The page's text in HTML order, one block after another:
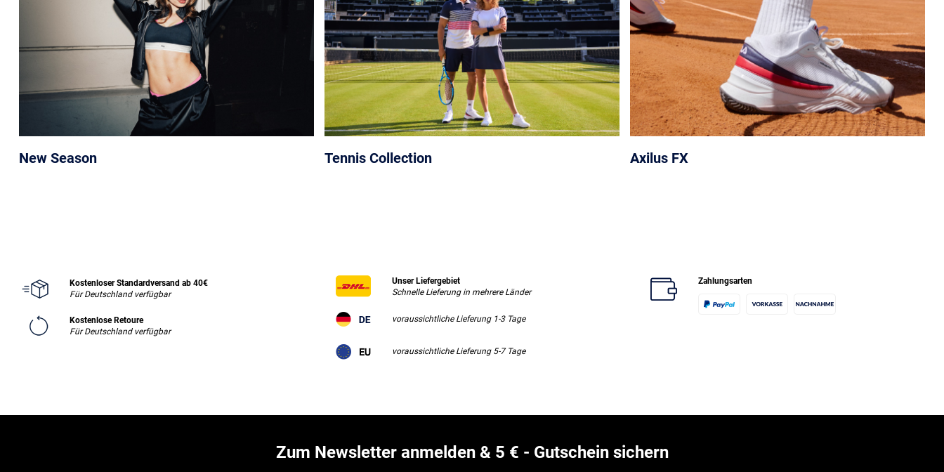
New Season Tennis Collection Axilus FX
Kostenloser Standardversand ab 40€
Für Deutschland verfügbar
Kostenlose Retoure
Für Deutschland verfügbar
Unser Liefergebiet
Schnelle Lieferung in mehrere Länder
voraussichtliche Lieferung 1-3 Tage
voraussichtliche Lieferung 5-7 Tage
Zahlungsarten
Zum Newsletter anmelden & 5 € - Gutschein sichern